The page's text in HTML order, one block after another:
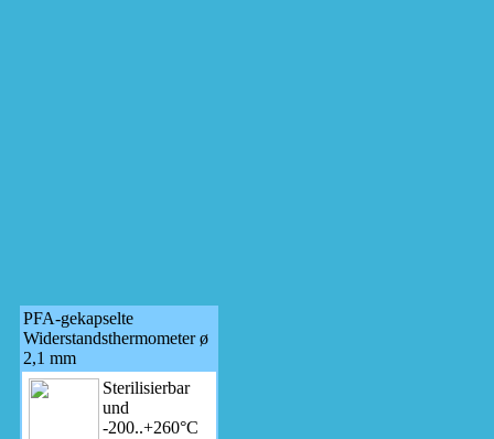
PFA-gekapselte
Widerstandsthermometer ø
2,1 mm
Sterilisierbar
und
-200..+260°C